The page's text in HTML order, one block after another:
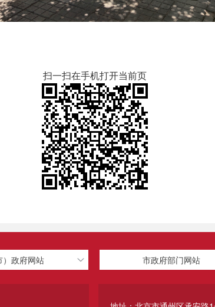
扫一扫在手机打开当前页